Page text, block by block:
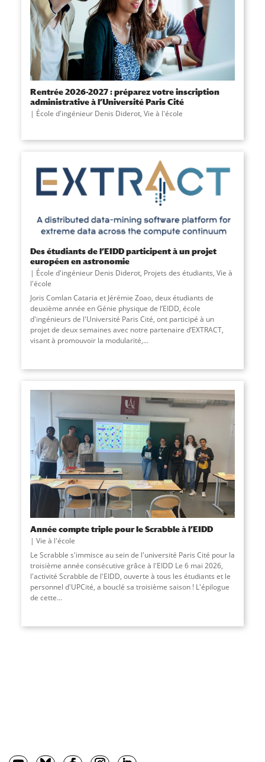
Rentrée 2026-2027 : préparez votre inscription
administrative à l’Université Paris Cité
École d'ingénieur Denis Diderot, Vie à l'école
Des étudiants de l’EIDD participent à un projet
européen en astronomie
École d'ingénieur Denis Diderot, Projets des étudiants, Vie à
l'école
Joris Comlan Cataria et Jérémie Zoao, deux étudiants de
deuxième année en Génie physique de l’EIDD, école
d'ingénieurs de l'Université Paris Cité, ont participé à un
projet de deux semaines avec notre partenaire d’EXTRACT,
visant à promouvoir la modularité,...
Année compte triple pour le Scrabble à l’EIDD
Vie à l'école
Le Scrabble s'immisce au sein de l'université Paris Cité pour la
troisième année consécutive grâce à l'EIDD Le 6 mai 2026,
l'activité Scrabble de l'EIDD, ouverte à tous les étudiants et le
personnel d'UPCité, a bouclé sa troisième saison ! L'épilogue
de cette...